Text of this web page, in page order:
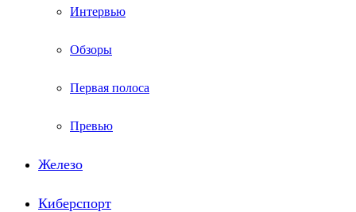
Интервью
Обзоры
Первая полоса
Превью
Железо
Киберспорт